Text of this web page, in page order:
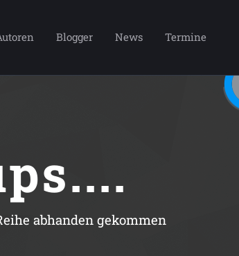
Blogger News Termine
abhanden gekommen